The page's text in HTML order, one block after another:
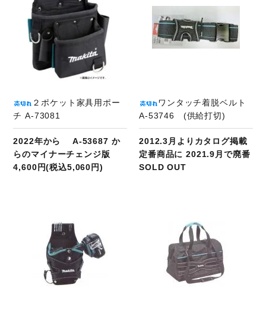
２ポケット家具用ポー
チ A-73081
2022年から A-53687 か
らのマイナーチェンジ版
4,600円(税込5,060円)
ワンタッチ着脱ベルト
A-53746 (供給打切)
2012.3月よりカタログ掲載
定番商品に 2021.9月で廃番
SOLD OUT